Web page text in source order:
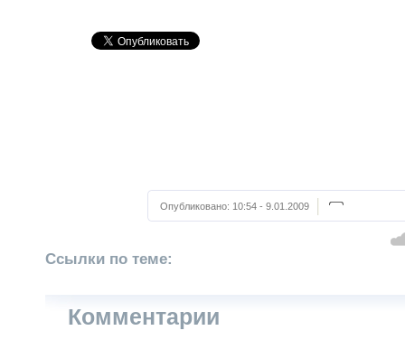
Опубликовано: 10:54 - 9.01.2009
Ссылки по теме:
Комментарии